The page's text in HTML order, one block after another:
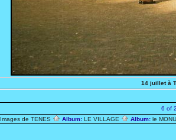
14 juillet à
6 of
Images de TENES Album: LE VILLAGE Album: le